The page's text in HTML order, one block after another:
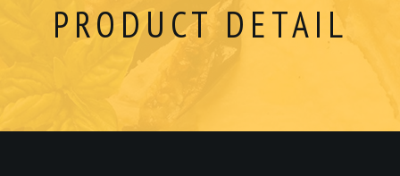
PRODUCT DETAIL